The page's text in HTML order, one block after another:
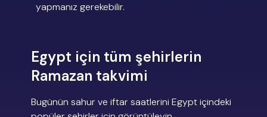
yapmanız gerekebilir.
Egypt için tüm şehirlerin
Ramazan takvimi
Bugünün sahur ve iftar saatlerini Egypt içindeki